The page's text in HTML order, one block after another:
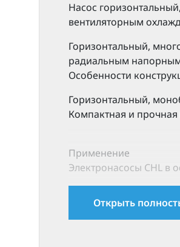
Насос
вентиляторным
Горизонтальный,
радиальным
Особенности
Горизонтальный,
Компактная и
Применение
Электронасосы CHL в
Системы
Системы охлаждения,
Открыть